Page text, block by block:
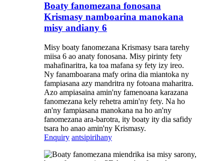
Boaty fanomezana fonosana
Krismasy namboarina manokana
misy andiany 6
Misy boaty fanomezana Krismasy tsara tarehy
miisa 6 ao anaty fonosana. Misy pirinty fety
mahafinaritra, ka toa mafana sy fety izy ireo.
Ny fanamboarana mafy orina dia miantoka ny
fampiasana azy mandritra ny fotoana maharitra.
Azo ampiasaina amin'ny famenoana karazana
fanomezana kely rehetra amin'ny fety. Na ho
an'ny fampiasana manokana na ho an'ny
fanomezana ara-barotra, ity boaty ity dia safidy
tsara ho anao amin'ny Krismasy.
Enquiry antsipirihany